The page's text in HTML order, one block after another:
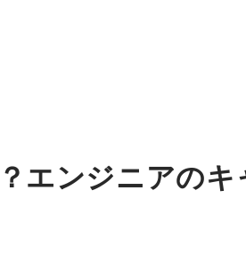
エンジニアの